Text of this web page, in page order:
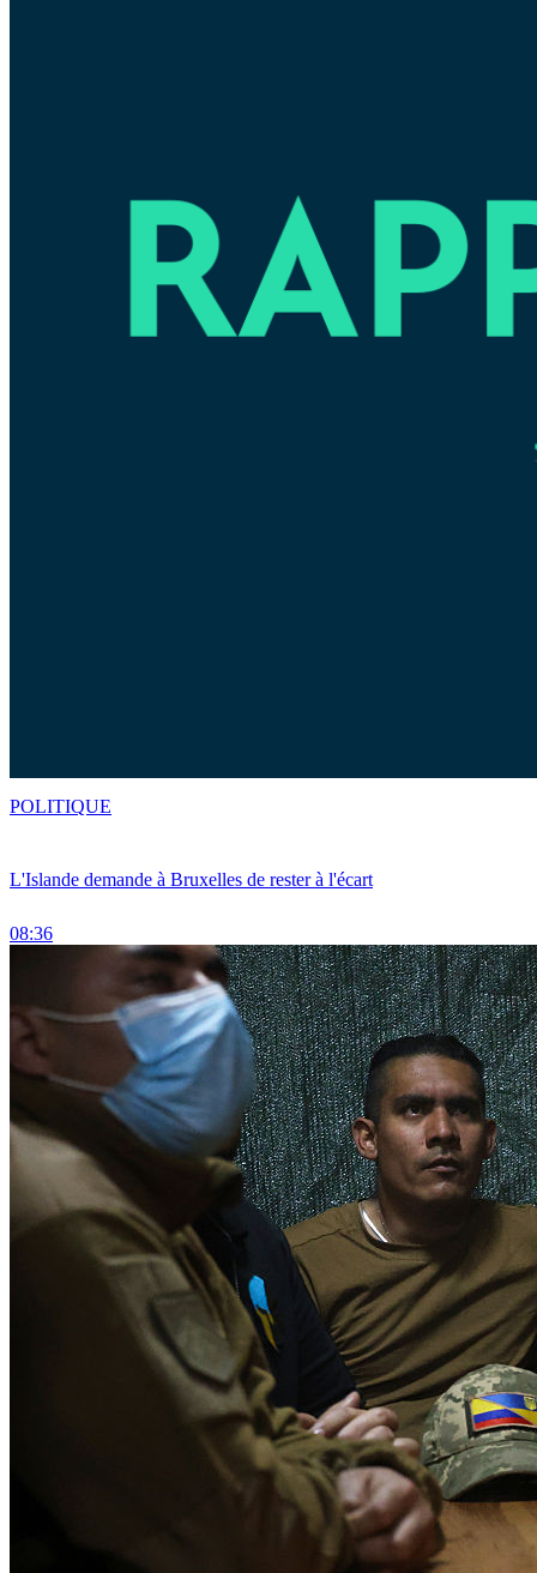
L'Islande demande à Bruxelles de rester à l'écart
08:36
POLITIQUE